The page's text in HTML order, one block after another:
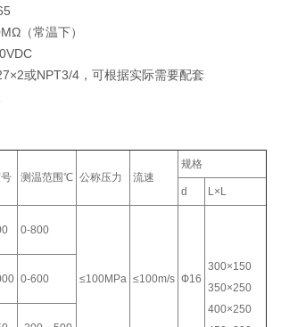
（常温下）
或NPT3/4，可根据实际需要配套
测温范围℃ 公称压力 流速
规格
d L×L
0-800
≤100MPa ≤100m/s Ф16
300×150
350×250
400×250
0-600